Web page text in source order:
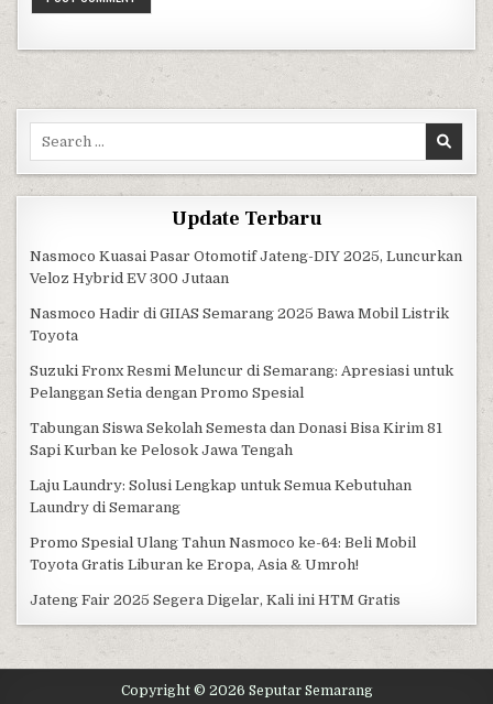
Update Terbaru
Nasmoco Kuasai Pasar Otomotif Jateng-DIY 2025, Luncurkan
Veloz Hybrid EV 300 Jutaan
Nasmoco Hadir di GIIAS Semarang 2025 Bawa Mobil Listrik
Toyota
Suzuki Fronx Resmi Meluncur di Semarang: Apresiasi untuk
Pelanggan Setia dengan Promo Spesial
Tabungan Siswa Sekolah Semesta dan Donasi Bisa Kirim 81
Sapi Kurban ke Pelosok Jawa Tengah
Laju Laundry: Solusi Lengkap untuk Semua Kebutuhan
Laundry di Semarang
Promo Spesial Ulang Tahun Nasmoco ke-64: Beli Mobil
Toyota Gratis Liburan ke Eropa, Asia & Umroh!
Jateng Fair 2025 Segera Digelar, Kali ini HTM Gratis
Copyright © 2026 Seputar Semarang